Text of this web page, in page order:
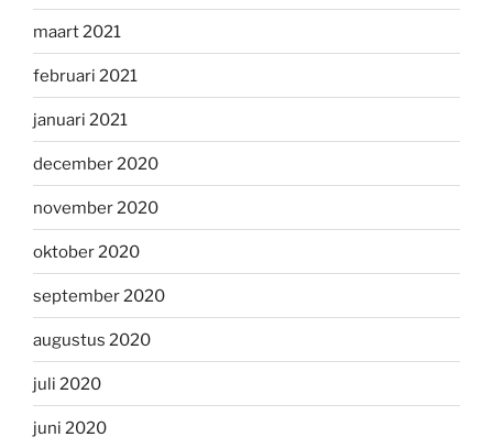
maart 2021
februari 2021
januari 2021
december 2020
november 2020
oktober 2020
september 2020
augustus 2020
juli 2020
juni 2020